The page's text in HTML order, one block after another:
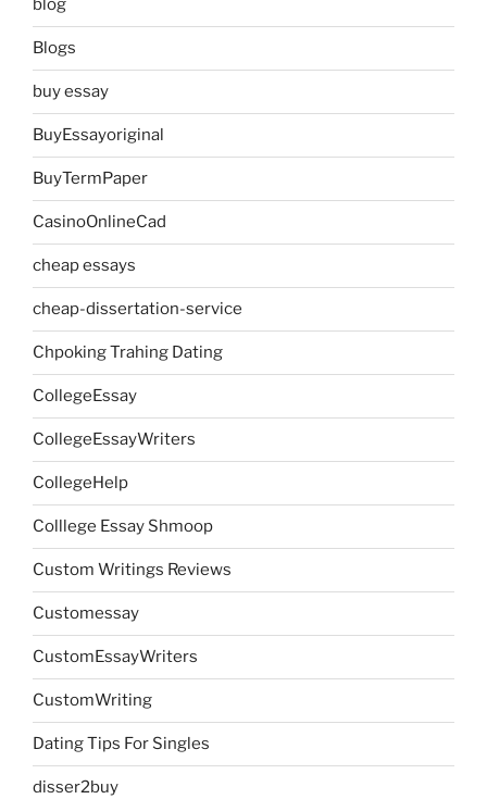
blog
Blogs
buy essay
BuyEssayoriginal
BuyTermPaper
CasinoOnlineCad
cheap essays
cheap-dissertation-service
Chpoking Trahing Dating
CollegeEssay
CollegeEssayWriters
CollegeHelp
Colllege Essay Shmoop
Custom Writings Reviews
Customessay
CustomEssayWriters
CustomWriting
Dating Tips For Singles
disser2buy